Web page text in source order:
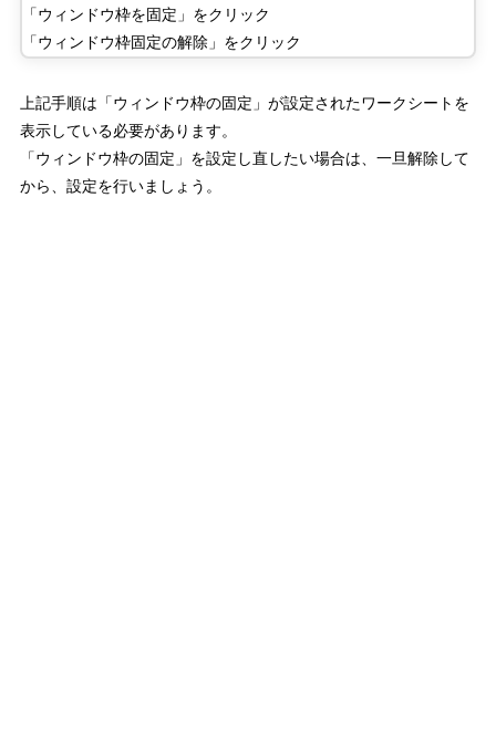
「ウィンドウ枠を固定」をクリック
「ウィンドウ枠固定の解除」をクリック
上記手順は「ウィンドウ枠の固定」が設定されたワークシートを
表示している必要があります。
「ウィンドウ枠の固定」を設定し直したい場合は、一旦解除して
から、設定を行いましょう。